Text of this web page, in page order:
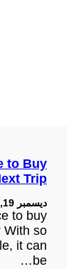
to Buy
Trip
ديسمبر 19, 2024
to buy
With so
it can
be…